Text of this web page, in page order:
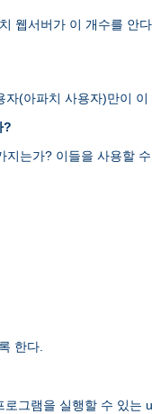
웹서버가 이 개수를 안
(아파치 사용자)만이 이
?
는가? 이들을 사용할
한다.
그램을 실행할 수 있